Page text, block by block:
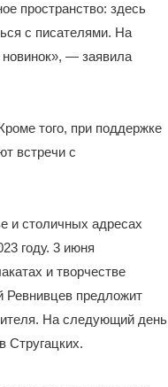
пространство: здесь
с писателями. На
новинок», — заявила
того, при поддержке
встречи с
и столичных адресах
году. 3 июня
и творчестве
Ревнивцев предложит
На следующий день
Стругацких.